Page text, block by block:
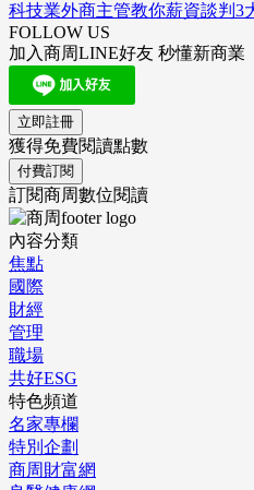
科技業外商主管教你薪資談判3
FOLLOW US
加入商周LINE好友 秒懂新商業
立即註冊
獲得免費閱讀點數
付費訂閱
訂閱商周數位閱讀
內容分類
焦點
國際
財經
管理
職場
共好ESG
特色頻道
名家專欄
特別企劃
商周財富網